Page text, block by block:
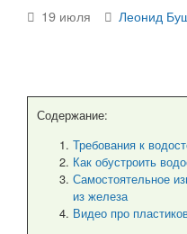
19 июля Леонид
Содержание:
Требования к
Как обустроить
Самостоятельное
из железа
Видео про